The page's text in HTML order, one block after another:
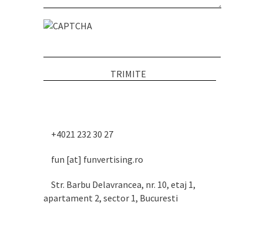
+4021 232 30 27
fun [at] funvertising.ro
Str. Barbu Delavrancea, nr. 10, etaj 1,
apartament 2, sector 1, Bucuresti